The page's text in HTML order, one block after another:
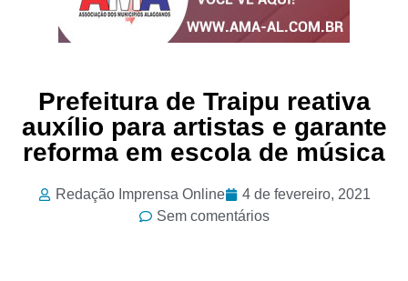
Prefeitura de Traipu reativa
auxílio para artistas e garante
reforma em escola de música
Redação Imprensa Online
4 de fevereiro, 2021
Sem comentários